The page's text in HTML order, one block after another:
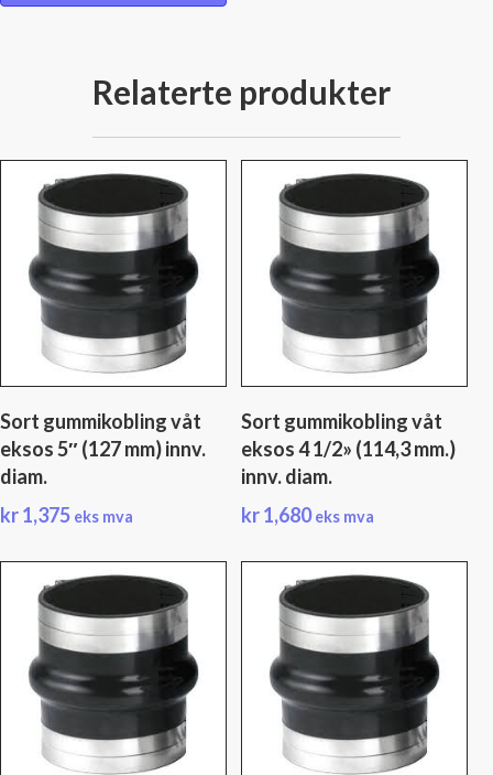
Relaterte produkter
Sort gummikobling våt
eksos 5″ (127 mm) innv.
diam.
kr1,375 eks mva
Sort gummikobling våt
eksos 4 1/2» (114,3 mm.)
innv. diam.
kr1,680 eks mva